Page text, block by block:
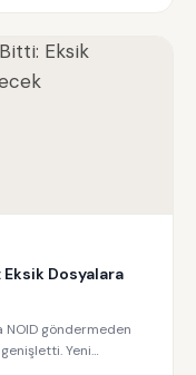
Eksik Dosyalara
NOID göndermeden
Yeni